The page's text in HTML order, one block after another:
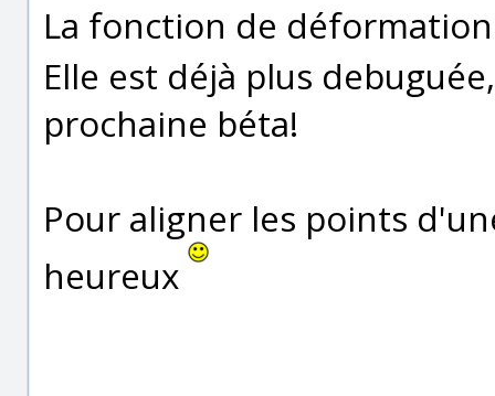
La fonction de
Elle est déjà plus
prochaine béta!
Pour aligner les points
heureux